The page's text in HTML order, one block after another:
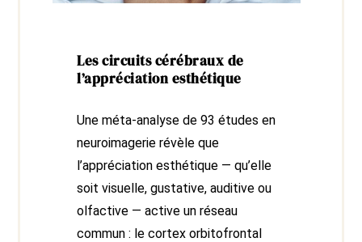
Les circuits cérébraux de
l’appréciation esthétique
Une méta-analyse de 93 études en
neuroimagerie révèle que
l’appréciation esthétique — qu’elle
soit visuelle, gustative, auditive ou
olfactive — active un réseau
commun : le cortex orbitofrontal